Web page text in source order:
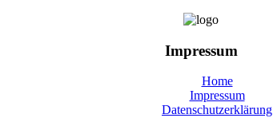
Impressum
Home
Impressum
Datenschutzerklärung